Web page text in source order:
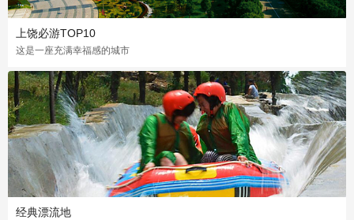
上饶必游TOP10
这是一座充满幸福感的城市
经典漂流地